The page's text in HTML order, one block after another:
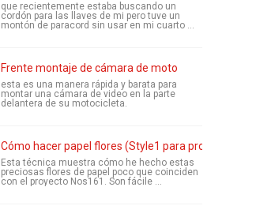
que recientemente estaba buscando un
cordón para las llaves de mi pero tuve un
montón de paracord sin usar en mi cuarto ...
Frente montaje de cámara de moto
esta es una manera rápida y barata para
montar una cámara de video en la parte
delantera de su motocicleta.
Cómo hacer papel flores (Style1 para proyecto 161)
Esta técnica muestra cómo he hecho estas
preciosas flores de papel poco que coinciden
con el proyecto Nos161. Son fácile ...